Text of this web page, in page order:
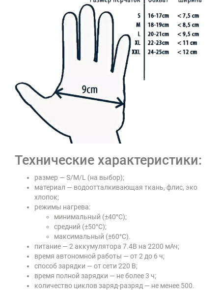
Технические характеристики:
размер — S/M/L (на выбор);
материал — водоотталкивающая ткань, флис, эко
хлопок;
режимы нагрева:
минимальный (±40°C);
средний (±50°C);
максимальный (±60°C).
питание — 2 аккумулятора 7.4В на 2200 мАч;
время автономной работы — от 2 до 6 ч;
способ зарядки — от сети 220 В;
время полной зарядки — не более 3 ч;
количество циклов заряд-разряд — не менее 500.